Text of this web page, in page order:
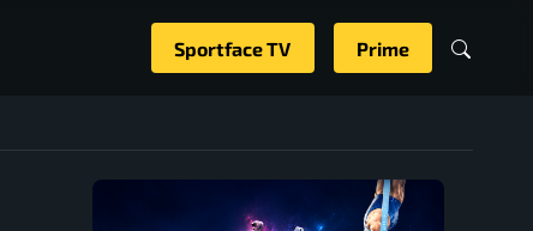
Sportface TV Prime